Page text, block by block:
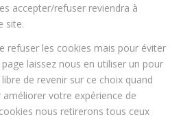
accepter/refuser reviendra à
site.
refuser les cookies mais pour éviter
laissez nous en utiliser un pour
de revenir sur ce choix quand
votre expérience de
nous retirerons tous ceux